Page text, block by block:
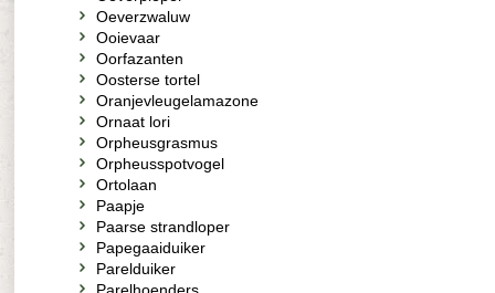
Oeverzwaluw
Ooievaar
Oorfazanten
Oosterse tortel
Oranjevleugelamazone
Ornaat lori
Orpheusgrasmus
Orpheusspotvogel
Ortolaan
Paapje
Paarse strandloper
Papegaaiduiker
Parelduiker